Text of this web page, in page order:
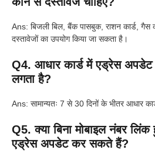
Ans: बिजली बिल, बैंक पासबुक, राशन कार्ड,
दस्तावेजों का उपयोग किया जा सकता है।
Q4. आधार कार्ड में एड्रेस अपडेट
लगता है?
Ans: सामान्यतः 7 से 30 दिनों के भीतर आधार
Q5. क्या बिना मोबाइल नंबर
एड्रेस अपडेट कर सकते हैं?